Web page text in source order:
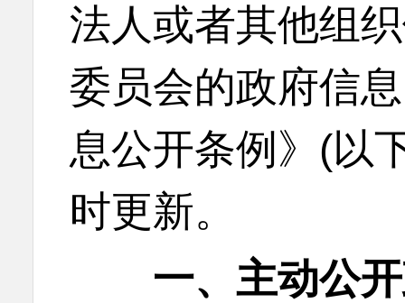
法人或者其他组
委员会的政府信
息公开条例》(以
时更新。
一、主动公